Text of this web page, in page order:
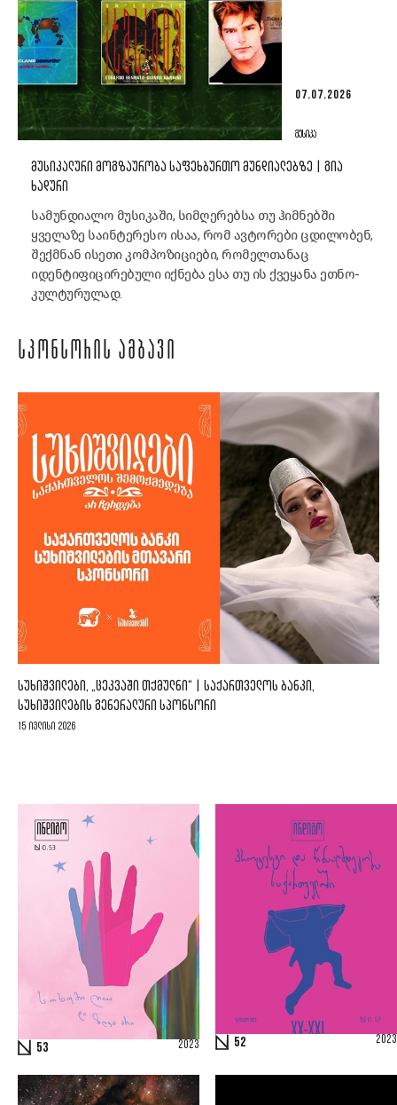
07.07.2026
ᲛᲣᲡᲘᲙᲐ
ᲛᲣᲡᲘᲙᲐᲚᲣᲠᲘ ᲛᲝᲒᲖᲐᲣᲠᲝᲑᲐ ᲡᲐᲤᲔᲮᲑᲣᲠᲗᲝ ᲛᲣᲜᲓᲘᲐᲚᲔᲑᲖᲔ | ᲒᲘᲐ
ᲮᲐᲓᲣᲠᲘ
სამუნდიალო მუსიკაში, სიმღერებსა თუ ჰიმნებში
ყველაზე საინტერესო ისაა, რომ ავტორები ცდილობენ,
შექმნან ისეთი კომპოზიციები, რომელთანაც
იდენტიფიცირებული იქნება ესა თუ ის ქვეყანა ეთნო-
კულტურულად.
ᲡᲞᲝᲜᲡᲝᲠᲘᲡ ᲐᲛᲑᲐᲕᲘ
ᲡᲣᲮᲘᲨᲕᲘᲚᲔᲑᲘ, „ᲪᲔᲙᲕᲐᲨᲘ ᲗᲥᲛᲣᲚᲜᲘ“ | ᲡᲐᲥᲐᲠᲗᲕᲔᲚᲝᲡ ᲑᲐᲜᲙᲘ,
ᲡᲣᲮᲘᲨᲕᲘᲚᲔᲑᲘᲡ ᲒᲔᲜᲔᲠᲐᲚᲣᲠᲘ ᲡᲞᲝᲜᲡᲝᲠᲘ
15 ივლისი 2026
53 2023 52 2023